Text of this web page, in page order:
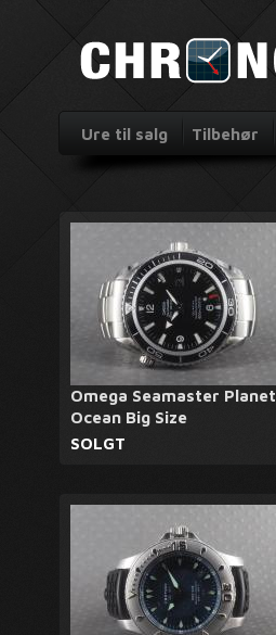
Ure til salg Tilbehør
Omega Seamaster Planet
Ocean Big Size
SOLGT